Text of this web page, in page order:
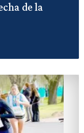
de la